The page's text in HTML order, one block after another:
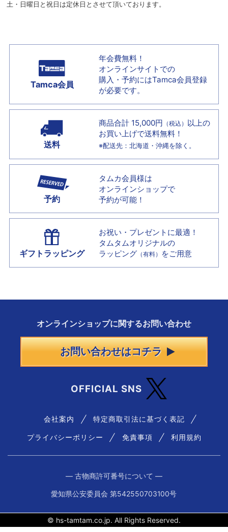
土・日曜日と祝日は定休日とさせて頂いております。
Tamca会員
年会費無料！
オンラインサイトでの
購入・予約にはTamca会員登録
が必要です。
送料
商品合計 15,000円 （税込） 以上の
お買い上げで送料無料！
※配送先：北海道・沖縄を除く。
予約
タムカ会員様は
オンラインショップで
予約が可能！
ギフトラッピング
お祝い・プレゼントに最適！
タムタムオリジナルの
ラッピング （有料） をご用意
オンラインショップに関するお問い合わせ
お問い合わせはコチラ
OFFICIAL SNS
会社案内 特定商取引法に基づく表記
プライバシーポリシー 免責事項 利用規約
― 古物商許可番号について ―
愛知県公安委員会 第542550703100号
© hs-tamtam.co.jp. All Rights Reserved.